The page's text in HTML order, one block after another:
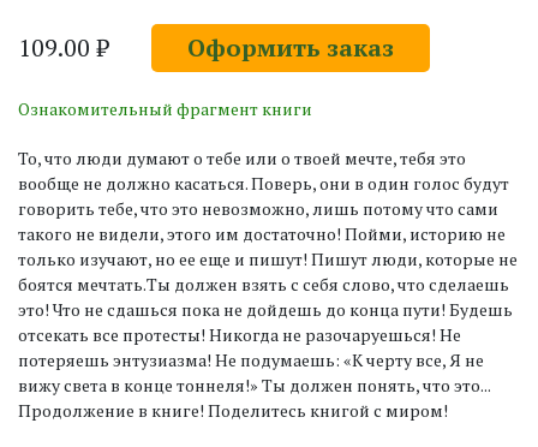
109.00 ₽ Оформить заказ
Ознакомительный фрагмент книги
То, что люди думают о тебе или о твоей мечте, тебя это
вообще не должно касаться. Поверь, они в один голос будут
говорить тебе, что это невозможно, лишь потому что сами
такого не видели, этого им достаточно! Пойми, историю не
только изучают, но ее еще и пишут! Пишут люди, которые не
боятся мечтать.Ты должен взять с себя слово, что сделаешь
это! Что не сдашься пока не дойдешь до конца пути! Будешь
отсекать все протесты! Никогда не разочаруешься! Не
потеряешь энтузиазма! Не подумаешь: «К черту все, Я не
вижу света в конце тоннеля!» Ты должен понять, что это...
Продолжение в книге! Поделитесь книгой с миром!